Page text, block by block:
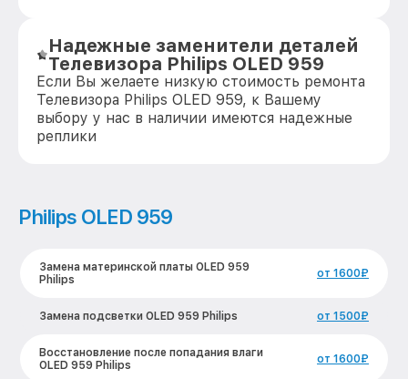
Надежные заменители деталей
Телевизора Philips OLED 959
Если Вы желаете низкую стоимость ремонта
Телевизора Philips OLED 959, к Вашему
выбору у нас в наличии имеются надежные
реплики
Philips OLED 959
Замена материнской платы OLED 959
Philips
от 1600₽
Замена подсветки OLED 959 Philips от 1500₽
Восстановление после попадания влаги
OLED 959 Philips
от 1600₽